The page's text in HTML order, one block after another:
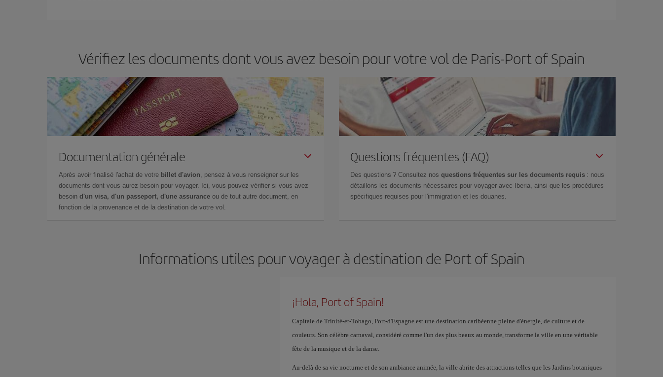
Vérifiez les documents dont vous avez besoin pour votre vol de Paris-Port of Spain
Documentation générale
Après avoir finalisé l'achat de votre billet d'avion, pensez à vous renseigner sur les
documents dont vous aurez besoin pour voyager. Ici, vous pouvez vérifier si vous avez
besoin d'un visa, d'un passeport, d'une assurance ou de tout autre document, en
fonction de la provenance et de la destination de votre vol.
Questions fréquentes (FAQ)
Des questions ? Consultez nos questions fréquentes sur les documents requis : nous
détaillons les documents nécessaires pour voyager avec Iberia, ainsi que les procédures
spécifiques requises pour l'immigration et les douanes.
Informations utiles pour voyager à destination de Port of Spain
¡Hola, Port of Spain!
Capitale de Trinité-et-Tobago, Port-d'Espagne est une destination caribéenne pleine d'énergie, de culture et de
couleurs. Son célèbre carnaval, considéré comme l'un des plus beaux au monde, transforme la ville en une véritable
fête de la musique et de la danse.
Au-delà de sa vie nocturne et de son ambiance animée, la ville abrite des attractions telles que les Jardins botaniques